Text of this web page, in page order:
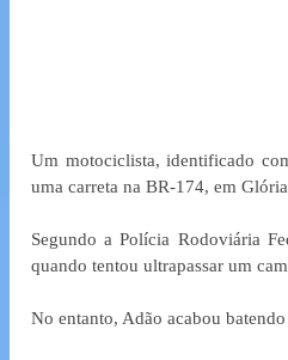
Um motociclista, identificado
uma carreta na BR-174, em
Segundo a Polícia Rodoviária
quando tentou ultrapassar um
No entanto, Adão acabou